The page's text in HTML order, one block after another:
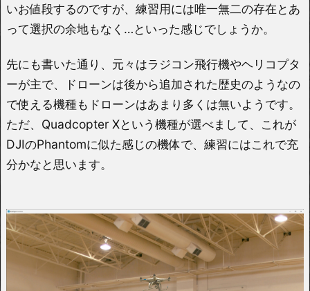
いお値段するのですが、練習用には唯一無二の存在とあ
って選択の余地もなく…といった感じでしょうか。
先にも書いた通り、元々はラジコン飛行機やヘリコプタ
ーが主で、ドローンは後から追加された歴史のようなの
で使える機種もドローンはあまり多くは無いようです。
ただ、Quadcopter Xという機種が選べまして、これが
DJIのPhantomに似た感じの機体で、練習にはこれで充
分かなと思います。